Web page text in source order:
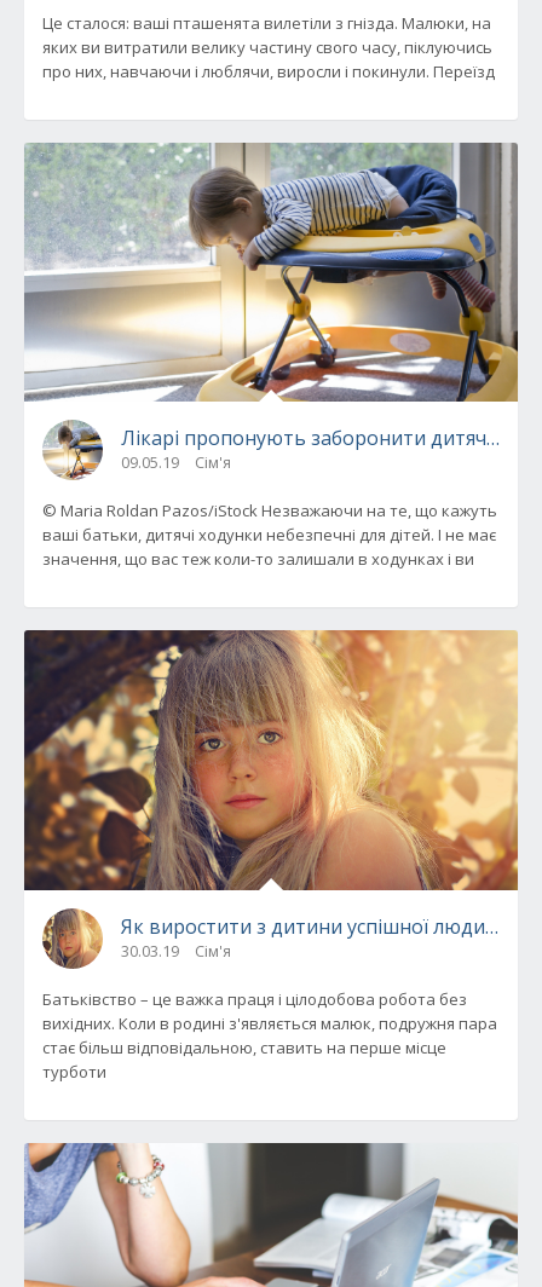
Це сталося: ваші пташенята вилетіли з гнізда. Малюки, на
яких ви витратили велику частину свого часу, піклуючись
про них, навчаючи і люблячи, виросли і покинули. Переїзд
Лікарі пропонують заборонити дитячі
09.05.19 Сім'я
© Maria Roldan Pazos/iStock Незважаючи на те, що кажуть
ваші батьки, дитячі ходунки небезпечні для дітей. І не має
значення, що вас теж коли-то залишали в ходунках і ви
Як виростити з дитини успішної людини
30.03.19 Сім'я
Батьківство – це важка праця і цілодобова робота без
вихідних. Коли в родині з'являється малюк, подружня пара
стає більш відповідальною, ставить на перше місце
турботи